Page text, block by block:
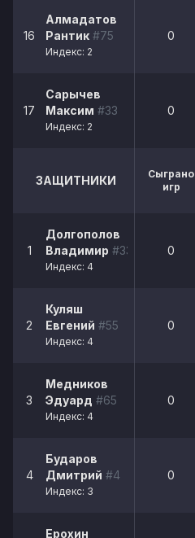
16
Алмадатов
Рантик #75
Индекс: 2
0
17
Сарычев
Максим #33
Индекс: 2
0
ЗАЩИТНИКИ
Сыграно
игр
1
Долгополов
Владимир #33
Индекс: 4
0
2
Куляш
Евгений #55
Индекс: 4
0
3
Медников
Эдуард #65
Индекс: 4
0
4
Бударов
Дмитрий #4
Индекс: 3
0
Ерохин